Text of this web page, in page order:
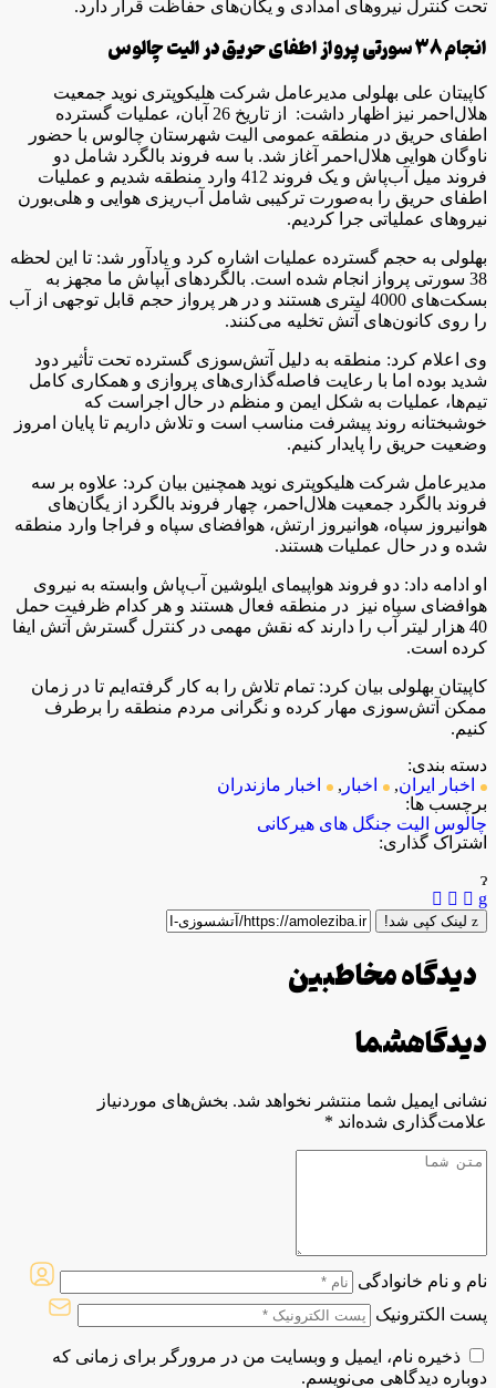
تحت کنترل نیروهای امدادی و یگان‌های حفاظت قرار دارد.
انجام 38 سورتی پرواز اطفای حریق در الیت چالوس
کاپیتان علی بهلولی مدیرعامل شرکت هلیکوپتری نوید جمعیت
هلال‌احمر نیز اظهار داشت: از تاریخ 26 آبان، عملیات گسترده
اطفای حریق در منطقه عمومی الیت شهرستان چالوس با حضور
ناوگان هوایی هلال‌احمر آغاز شد. با سه فروند بالگرد شامل دو
فروند میل آب‌پاش و یک فروند 412 وارد منطقه شدیم و عملیات
اطفای حریق را به‌صورت ترکیبی شامل آب‌ریزی هوایی و هلی‌بورن
نیرو‌های عملیاتی جرا کردیم.
بهلولی به حجم گسترده عملیات اشاره کرد و یادآور شد: تا این لحظه
38 سورتی پرواز انجام شده است. بالگرد‌های آبپاش ما مجهز به
بسکت‌های 4000 لیتری هستند و در هر پرواز حجم قابل توجهی از آب
را روی کانون‌های آتش تخلیه می‌کنند.
وی اعلام کرد: منطقه به دلیل آتش‌سوزی گسترده تحت تأثیر دود
شدید بوده اما با رعایت فاصله‌گذاری‌های پروازی و همکاری کامل
تیم‌ها، عملیات به شکل ایمن و منظم در حال اجراست که
خوشبختانه روند پیشرفت مناسب است و تلاش داریم تا پایان امروز
وضعیت حریق را پایدار کنیم.
مدیرعامل شرکت هلیکوپتری نوید همچنین بیان کرد: علاوه بر سه
فروند بالگرد جمعیت هلال‌احمر، چهار فروند بالگرد از یگان‌های
هوانیروز سپاه، هوانیروز ارتش، هوافضای سپاه و فراجا وارد منطقه
شده و در حال عملیات هستند.
او ادامه داد: دو فروند هواپیمای ایلوشین آب‌پاش وابسته به نیروی
هوافضای سپاه نیز در منطقه فعال هستند و هر کدام ظرفیت حمل
40 هزار لیتر آب را دارند که نقش مهمی در کنترل گسترش آتش ایفا
کرده است.
کاپیتان بهلولی بیان کرد: تمام تلاش را به کار گرفته‌ایم تا در زمان
ممکن آتش‌سوزی مهار کرده و نگرانی مردم منطقه را برطرف
کنیم.
دسته بندی:
اخبار ایران, اخبار ,
اخبار مازندران
برچسب ها:
چالوس الیت جنگل های هیرکانی
اشتراک گذاری:
لینک کپی شد!
دیدگاه مخاطبین
دیدگاهشما
نشانی ایمیل شما منتشر نخواهد شد. بخش‌های موردنیاز
علامت‌گذاری شده‌اند *
نام و نام خانوادگی
پست الکترونیک
ذخیره نام، ایمیل و وبسایت من در مرورگر برای زمانی که
دوباره دیدگاهی می‌نویسم.